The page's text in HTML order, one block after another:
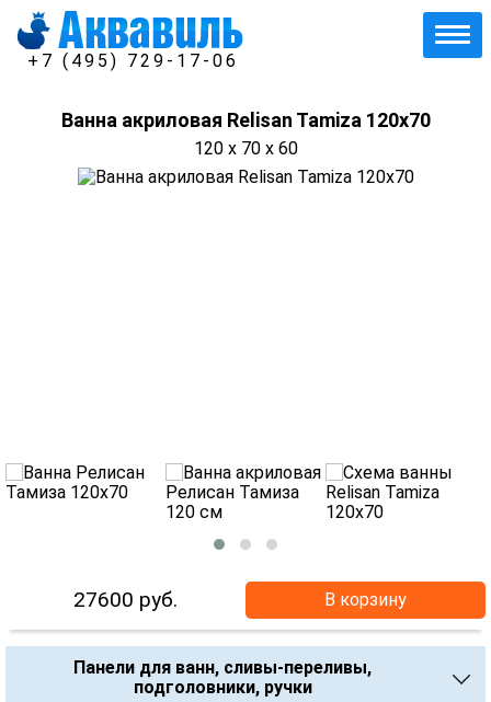
+7 (495) 729-17-06
Ванна акриловая Relisan Tamiza 120x70
120 x 70 x 60
27600 руб. В корзину
Панели для ванн, сливы-переливы,
подголовники, ручки